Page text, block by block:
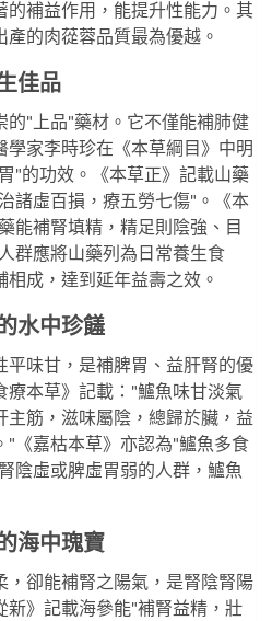
的補益作用，能提升性能力。其
的肉蓯蓉品質最為優越。
佳品
的"上品"藥材。它不僅能補肺健
學家李時珍在《本草綱目》中明
"的功效。《本草正》記載山藥
諸虛百損，療五勞七傷"。《本
能補腎填精，精足則陰強、目
群應將山藥列為日常養生食
成，達到延年益壽之效。
水中珍饈
平味甘，是補脾胃、益肝腎的優
療本草》記載："鱸魚味甘淡氣
主筋，滋味屬陰，總歸於臟，益
"《嘉枯本草》亦認為"鱸魚多食
陰虛或脾虛胃弱的人群，鱸魚
海中瑰寶
，卻能補腎之陽氣，是腎陰腎陽
新》記載海參能"補腎益精，壯